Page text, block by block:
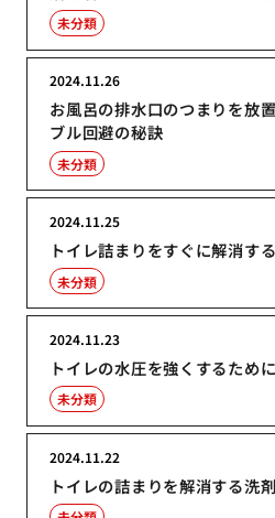
未分類
お風呂の排水口のつまりを放
ブル回避の秘訣
2024.11.26
未分類
トイレ詰まりをすぐに解消す
2024.11.25
未分類
トイレの水圧を強くするため
2024.11.23
未分類
トイレの詰まりを解消する洗
2024.11.22